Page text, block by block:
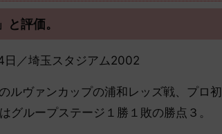
評価。
日／埼玉スタジアム2002
ルヴァンカップの浦和レッズ戦、プロ初
ループステージ１勝１敗の勝点３。